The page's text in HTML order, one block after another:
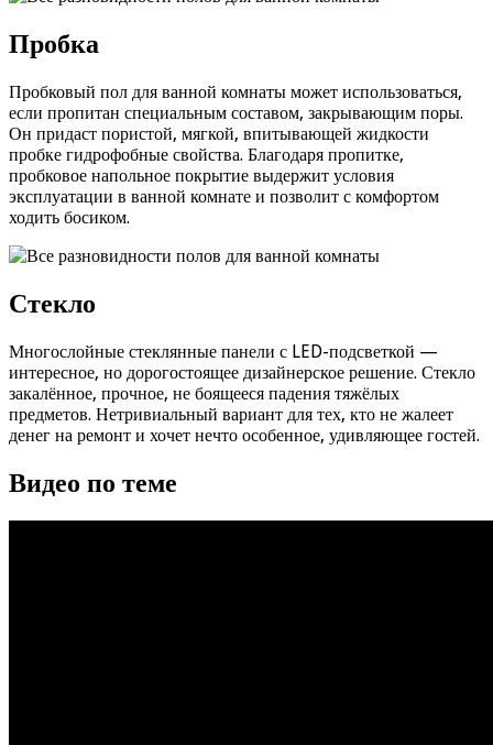
Пробка
Пробковый пол для ванной комнаты может использоваться,
если пропитан специальным составом, закрывающим поры.
Он придаст пористой, мягкой, впитывающей жидкости
пробке гидрофобные свойства. Благодаря пропитке,
пробковое напольное покрытие выдержит условия
эксплуатации в ванной комнате и позволит с комфортом
ходить босиком.
Стекло
Многослойные стеклянные панели с LED-подсветкой —
интересное, но дорогостоящее дизайнерское решение. Стекло
закалённое, прочное, не боящееся падения тяжёлых
предметов. Нетривиальный вариант для тех, кто не жалеет
денег на ремонт и хочет нечто особенное, удивляющее гостей.
Видео по теме